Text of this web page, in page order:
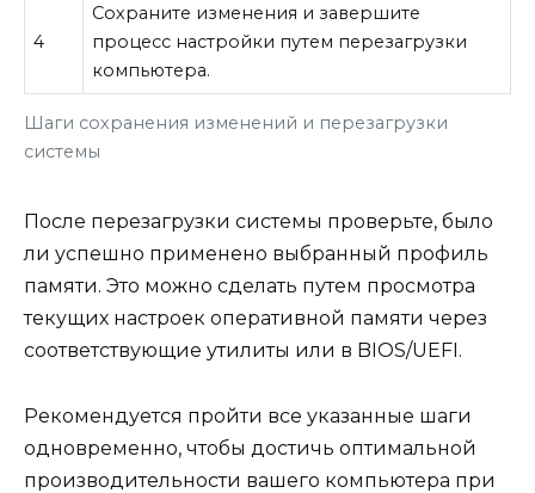
Шаги сохранения изменений и перезагрузки
системы
4
Сохраните изменения и завершите
процесс настройки путем перезагрузки
компьютера.
После перезагрузки системы проверьте, было
ли успешно применено выбранный профиль
памяти. Это можно сделать путем просмотра
текущих настроек оперативной памяти через
соответствующие утилиты или в BIOS/UEFI.
Рекомендуется пройти все указанные шаги
одновременно, чтобы достичь оптимальной
производительности вашего компьютера при